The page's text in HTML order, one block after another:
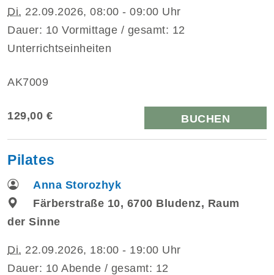
Di. 22.09.2026, 08:00 - 09:00 Uhr
Dauer: 10 Vormittage / gesamt: 12
Unterrichtseinheiten
AK7009
129,00 € BUCHEN
Pilates
Anna Storozhyk
Färberstraße 10, 6700 Bludenz, Raum
der Sinne
Di. 22.09.2026, 18:00 - 19:00 Uhr
Dauer: 10 Abende / gesamt: 12